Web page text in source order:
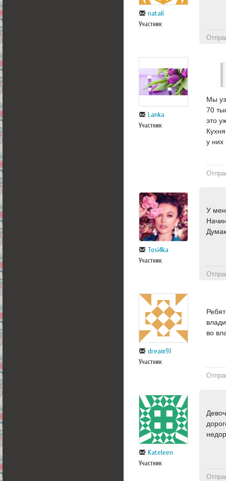
natali
Участник
Lanka
Участник
Мы
70
это
у них
Tosi4ka
Участник
У
dream91
Участник
во
Kateleen
Участник